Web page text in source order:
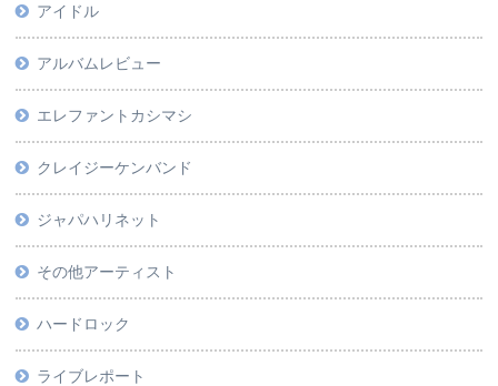
アイドル
アルバムレビュー
エレファントカシマシ
クレイジーケンバンド
ジャパハリネット
その他アーティスト
ハードロック
ライブレポート